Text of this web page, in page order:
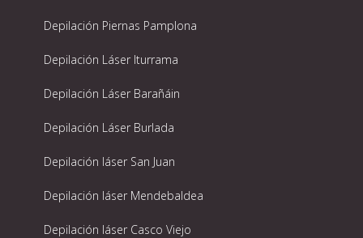
Depilación Piernas Pamplona
Depilación Láser Iturrama
Depilación Láser Barañáin
Depilación Láser Burlada
Depilación láser San Juan
Depilación láser Mendebaldea
Depilación láser Casco Viejo